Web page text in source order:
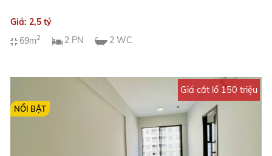
Giá: 2,5 tỷ
69m2 2 PN 2 WC
Giá cắt lổ 150 triệu
NỔI BẬT